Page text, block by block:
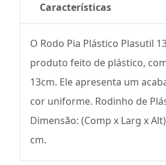
Características
O Rodo Pia Plástico Plasutil
produto feito de plástico,
13cm. Ele apresenta um
cor uniforme. Rodinho de
Dimensão: (Comp x Larg x
cm.